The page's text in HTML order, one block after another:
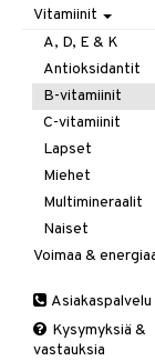
Verisuonia
Kivunlievitys
Muuta
Valoterapia
Juomat
Kuidut
Puhdistus
Ruuansulatus
Suolisto
C-vitamiini
Estävä &
Korva & nenä &
Muut
Valkosipuli
Viruksiin
Yskään
Vitamiinit
A, D, E & K
Antioksidantit
B-vitamiinit
C-vitamiinit
Lapset
Miehet
Multimineraalit
Naiset
Voimaa &
Muut
Q-10
Asiakaspalvelu
Kysymyksiä &
vastauksia